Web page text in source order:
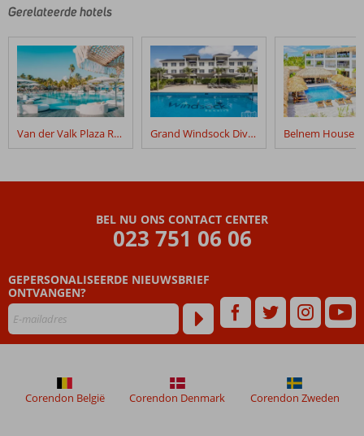
Gerelateerde hotels
Van der Valk Plaza Royal Residence Bonaire Grand Windsock Dive & Beach Resort
BEL NU ONS CONTACT CENTER
023 751 06 06
GEPERSONALISEERDE NIEUWSBRIEF
ONTVANGEN?
Corendon België Corendon Denmark Corendon Zweden